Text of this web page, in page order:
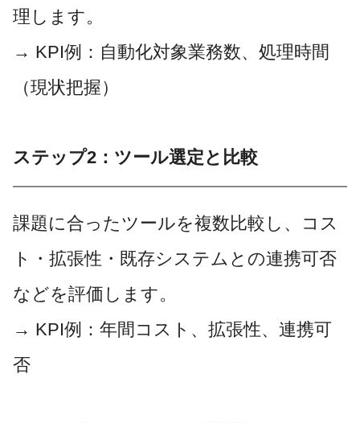
理します。
→ KPI例：自動化対象業務数、処理時間
（現状把握）
ステップ2：ツール選定と比較
課題に合ったツールを複数比較し、コス
ト・拡張性・既存システムとの連携可否
などを評価します。
→ KPI例：年間コスト、拡張性、連携可
否